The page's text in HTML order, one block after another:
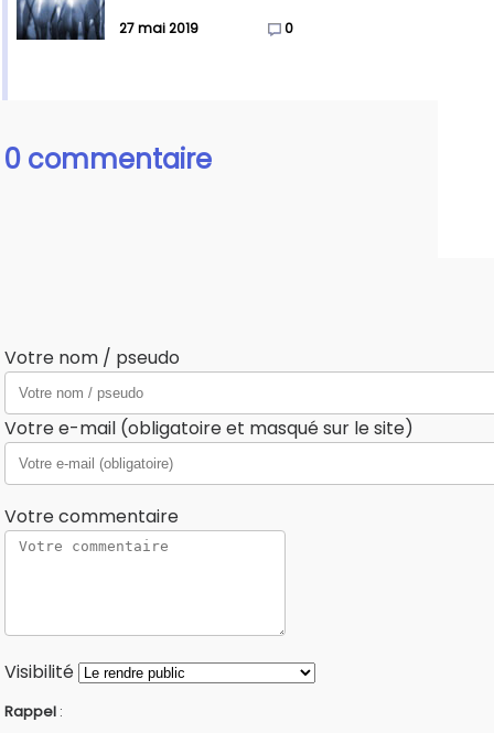
27 mai 2019 0
0 commentaire
Votre nom / pseudo
Votre e-mail (obligatoire et masqué sur le site)
Votre commentaire
Visibilité
Rappel :